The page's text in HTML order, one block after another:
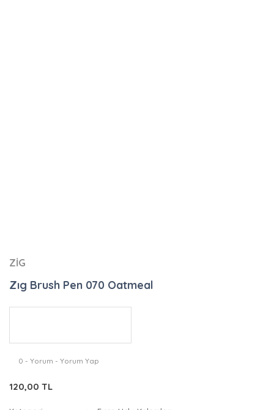
ZİG
Zıg Brush Pen 070 Oatmeal
0 - Yorum - Yorum Yap
120,00 TL